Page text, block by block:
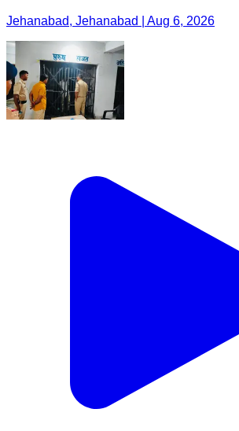
Jehanabad, Jehanabad | Aug 6, 2026